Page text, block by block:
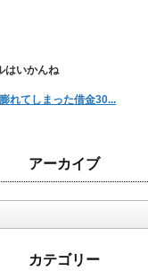
はいかんね
れてしまった借金30...
アーカイブ
カテゴリー